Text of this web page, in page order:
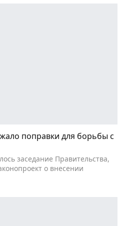
поправки для борьбы с
заседание Правительства,
о внесении